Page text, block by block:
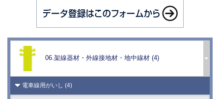
06.架線器材・外線接地材・地中線材 (4)
発変電所用がいし (5)
配電線用がいし (12)
送電線用がいし (10)
電車線用がいし (4)